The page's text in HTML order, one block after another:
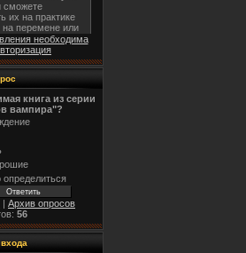
необходима
книга из серии
вампира"?
определиться
Архив опросов
56